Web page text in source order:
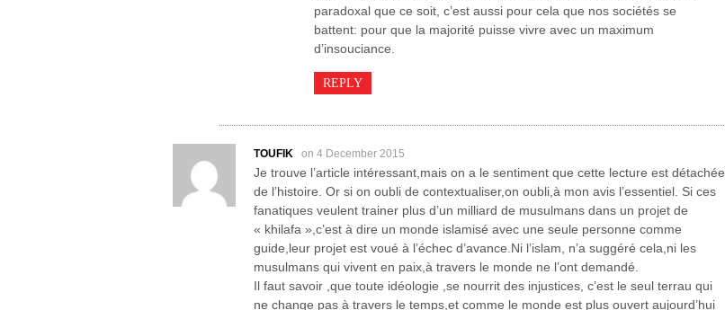
paradoxal que ce soit, c’est aussi pour cela que nos sociétés se
battent: pour que la majorité puisse vivre avec un maximum
d’insouciance.
REPLY
TOUFIK on 4 December 2015
Je trouve l’article intéressant,mais on a le sentiment que cette lecture est détachée
de l’histoire. Or si on oubli de contextualiser,on oubli,à mon avis l’essentiel. Si ces
fanatiques veulent trainer plus d’un milliard de musulmans dans un projet de
« khilafa »,c’est à dire un monde islamisé avec une seule personne comme
guide,leur projet est voué à l’échec d’avance.Ni l’islam, n’a suggéré cela,ni les
musulmans qui vivent en paix,à travers le monde ne l’ont demandé.
Il faut savoir ,que toute idéologie ,se nourrit des injustices, c’est le seul terrau qui
ne change pas à travers le temps,et comme le monde est plus ouvert aujourd’hui